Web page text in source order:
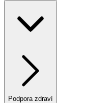
Podpora zdraví